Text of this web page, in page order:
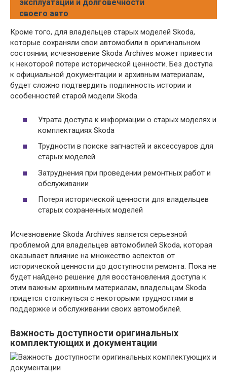
эксплуатации и долговечности
своего авто
Кроме того, для владельцев старых моделей Skoda,
которые сохраняли свои автомобили в оригинальном
состоянии, исчезновение Skoda Archives может привести
к некоторой потере исторической ценности. Без доступа
к официальной документации и архивным материалам,
будет сложно подтвердить подлинность истории и
особенностей старой модели Skoda.
Утрата доступа к информации о старых моделях и
комплектациях Skoda
Трудности в поиске запчастей и аксессуаров для
старых моделей
Затруднения при проведении ремонтных работ и
обслуживании
Потеря исторической ценности для владельцев
старых сохраненных моделей
Исчезновение Skoda Archives является серьезной
проблемой для владельцев автомобилей Skoda, которая
оказывает влияние на множество аспектов от
исторической ценности до доступности ремонта. Пока не
будет найдено решение для восстановления доступа к
этим важным архивным материалам, владельцам Skoda
придется столкнуться с некоторыми трудностями в
поддержке и обслуживании своих автомобилей.
Важность доступности оригинальных
комплектующих и документации